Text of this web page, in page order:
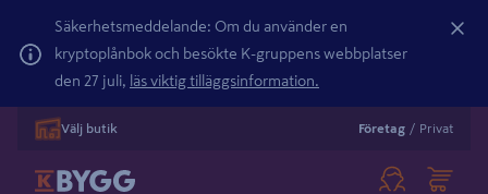
Säkerhetsmeddelande: Om du använder en
kryptoplånbok och besökte K-gruppens webbplatser
den 27 juli, läs viktig tilläggsinformation.
Välj butik Företag / Privat